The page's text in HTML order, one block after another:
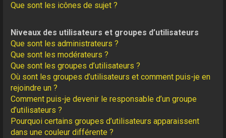
Que sont les icônes de sujet ?
Niveaux des utilisateurs et groupes d’utilisateurs
Que sont les administrateurs ?
Que sont les modérateurs ?
Que sont les groupes d’utilisateurs ?
Où sont les groupes d’utilisateurs et comment puis-je en
rejoindre un ?
Comment puis-je devenir le responsable d’un groupe
d’utilisateurs ?
Pourquoi certains groupes d’utilisateurs apparaissent
dans une couleur différente ?